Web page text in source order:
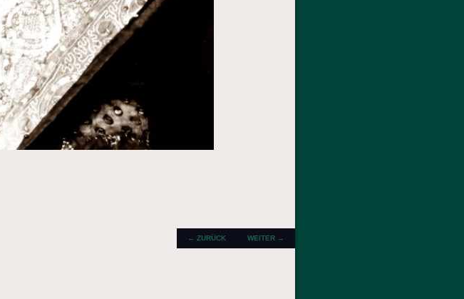
← ZURÜCK WEITER →